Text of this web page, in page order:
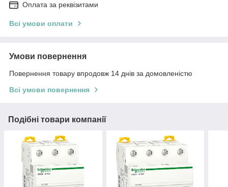
Оплата за реквізитами
Всі умови оплати
Умови повернення
Повернення товару впродовж 14 днів за домовленістю
Всі умови повернення
Подібні товари компанії